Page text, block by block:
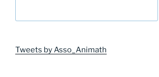
Tweets by Asso_Animath